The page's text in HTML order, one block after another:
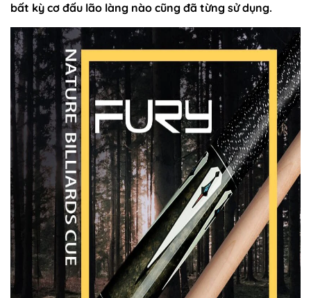
bất kỳ cơ đấu lão làng nào cũng đã từng sử dụng.